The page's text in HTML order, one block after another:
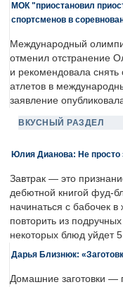
МОК "приостановил
спортсменов в
Международный
отменил отстранение
и рекомендовала снять
атлетов в
заявление
ВКУСНЫЙ РАЗДЕЛ
Юлия Дианова: Не просто
Завтрак — это
дебютной книгой фуд-
начинаться с бабочек
повторить из
некоторых блюд уйдет
Дарья Близнюк:
Домашние заготовки —